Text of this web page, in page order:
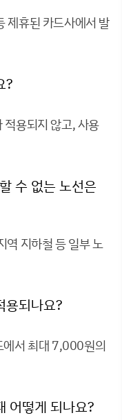
제휴된 카드사에서 발
?
적용되지 않고, 사용
수 없는 노선은
역 지하철 등 일부 노
용되나요?
서 최대 7,000원의
어떻게 되나요?